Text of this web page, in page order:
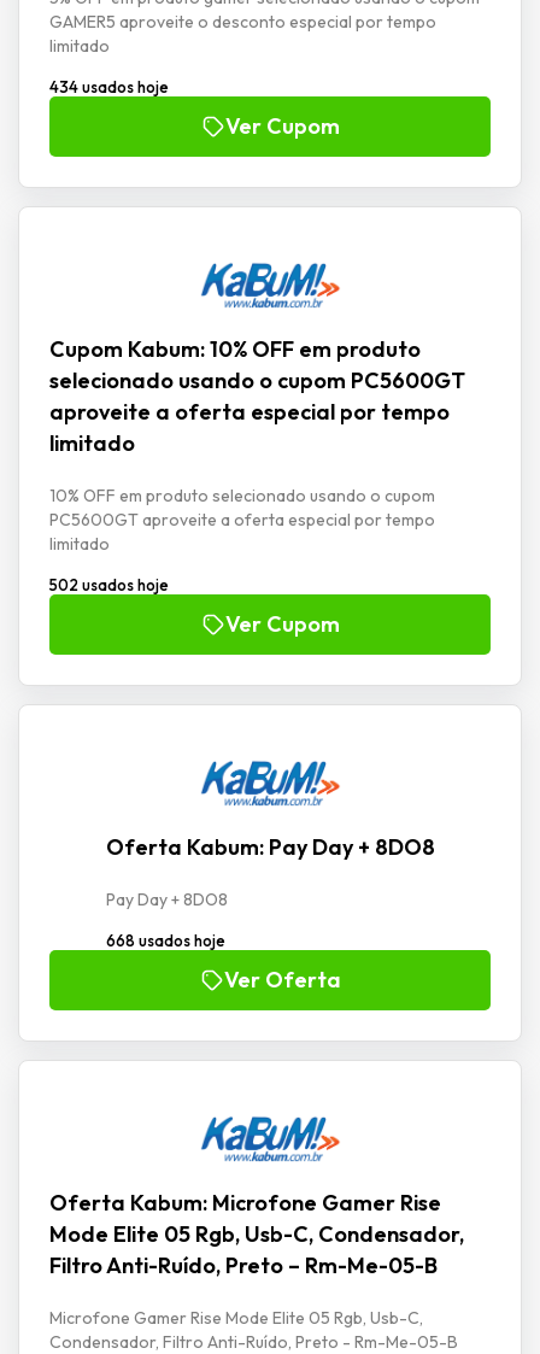
GAMER5 aproveite o desconto especial por tempo
limitado
434 usados hoje
Ver Cupom
Cupom Kabum: 10% OFF em produto
selecionado usando o cupom PC5600GT
aproveite a oferta especial por tempo
limitado
10% OFF em produto selecionado usando o cupom
PC5600GT aproveite a oferta especial por tempo
limitado
502 usados hoje
Ver Cupom
Oferta Kabum: Pay Day + 8DO8
Pay Day + 8DO8
668 usados hoje
Ver Oferta
Oferta Kabum: Microfone Gamer Rise
Mode Elite 05 Rgb, Usb-C, Condensador,
Filtro Anti-Ruído, Preto – Rm-Me-05-B
Microfone Gamer Rise Mode Elite 05 Rgb, Usb-C,
Condensador, Filtro Anti-Ruído, Preto - Rm-Me-05-B